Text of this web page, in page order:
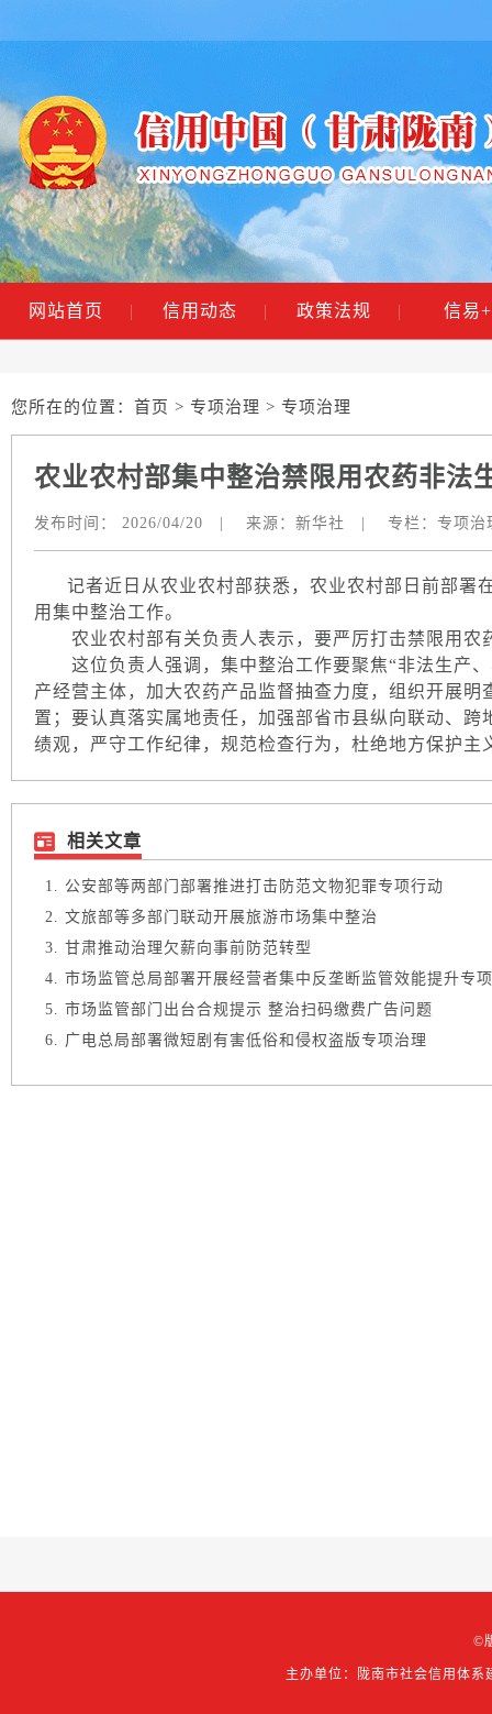
网站首页 | 信用动态 | 政策法规 | 信易+
您所在的位置： 首页 > 专项治理 > 专项治理
农业农村部集中整治禁限用农药非法
发布时间： 2026/04/20 来源： 新华社 专栏： 专项治
记者近日从农业农村部获悉，农业农村部日前部署
用集中整治工作。
农业农村部有关负责人表示，要严厉打击禁限用农
这位负责人强调，集中整治工作要聚焦“非法生产、
产经营主体，加大农药产品监督抽查力度，组织开展
置；要认真落实属地责任，加强部省市县纵向联动、
绩观，严守工作纪律，规范检查行为，杜绝地方保护主
相关文章
公安部等两部门部署推进打击防范文物犯罪专项行动
文旅部等多部门联动开展旅游市场集中整治
甘肃推动治理欠薪向事前防范转型
市场监管总局部署开展经营者集中反垄断监管效能提升专
市场监管部门出台合规提示 整治扫码缴费广告问题
广电总局部署微短剧有害低俗和侵权盗版专项治理
©
主办单位：陇南市社会信用体系